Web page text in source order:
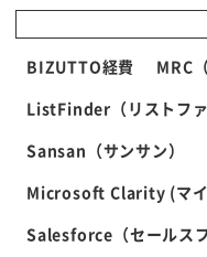
BIZUTTO経費
MRC
ListFinder（リストファ
Sansan（サンサン）
Microsoft Clarity (マイ
Salesforce（セールスフ